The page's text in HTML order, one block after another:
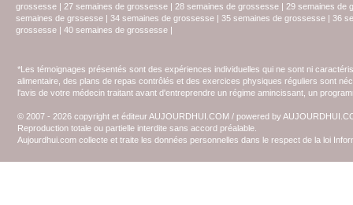
grossesse | 27 semaines de grossesse | 28 semaines de grossesse | 29 semaines de
semaines de grssesse | 34 semaines de grossesse | 35 semaines de grossesse | 36
grossesse | 40 semaines de grossesse |
*Les témoignages présentés sont des expériences individuelles qui ne sont ni
alimentaire, des plans de repas contrôlés et des exercices physiques réguliers sont
l'avis de votre médecin traitant avant d'entreprendre un régime amincissant, un
© 2007 - 2026 copyright et éditeur AUJOURDHUI.COM / powered by
Reproduction totale ou partielle interdite sans accord préalable.
Aujourdhui.com collecte et traite les données personnelles dans le respect de la loi